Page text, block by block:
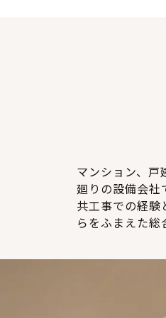
マンション、
廻りの設備会社
共工事での経
らをふまえた